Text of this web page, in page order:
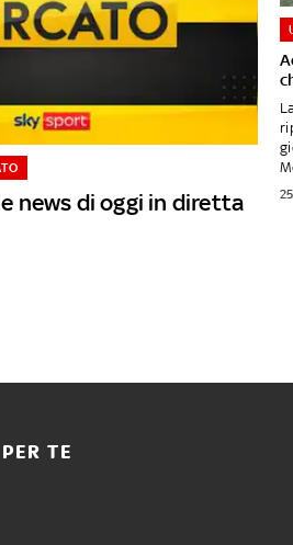
news di oggi in diretta
TE